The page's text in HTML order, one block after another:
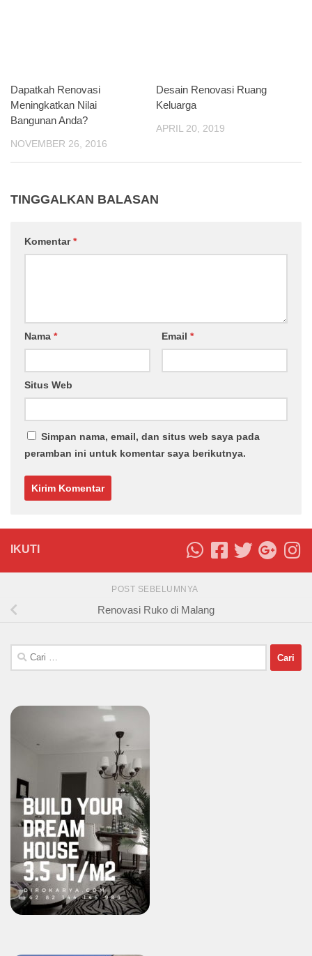
Dapatkah Renovasi
Meningkatkan Nilai
Bangunan Anda?
NOVEMBER 26, 2016
Desain Renovasi Ruang
Keluarga
APRIL 20, 2019
TINGGALKAN BALASAN
Komentar*
Nama * Email *
Situs Web
Simpan nama, email, dan situs web saya pada
peramban ini untuk komentar saya berikutnya.
IKUTI
POST SEBELUMNYA
Renovasi Ruko di Malang
Cari
untuk: